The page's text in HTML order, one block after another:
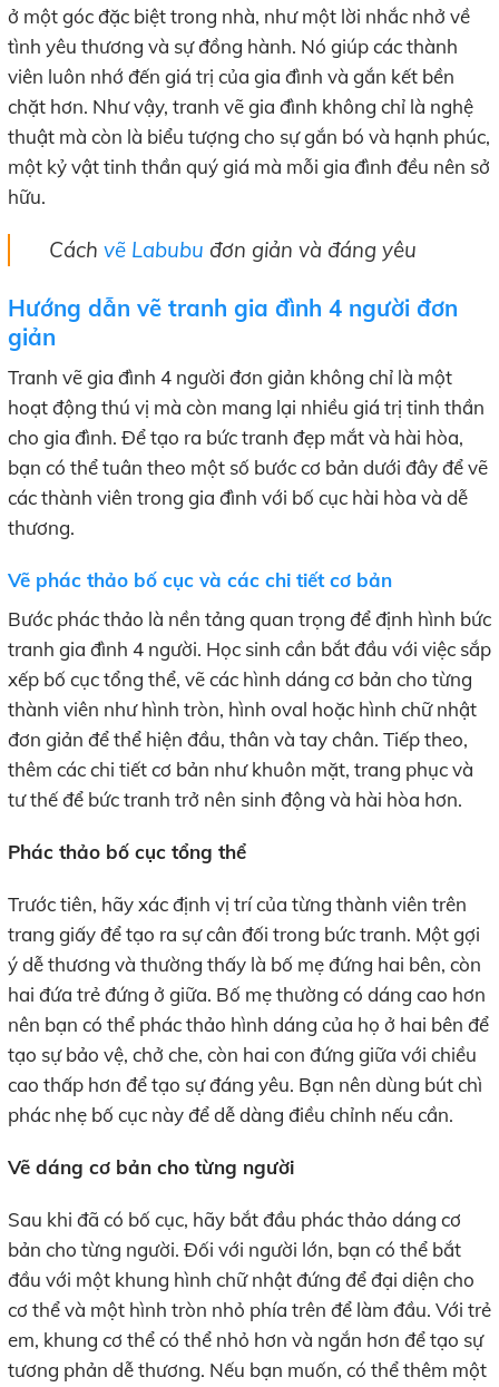
ở một góc đặc biệt trong nhà, như một lời nhắc nhở về
tình yêu thương và sự đồng hành. Nó giúp các thành
viên luôn nhớ đến giá trị của gia đình và gắn kết bền
chặt hơn. Như vậy, tranh vẽ gia đình không chỉ là nghệ
thuật mà còn là biểu tượng cho sự gắn bó và hạnh phúc,
một kỷ vật tinh thần quý giá mà mỗi gia đình đều nên sở
hữu.
Cách vẽ Labubu đơn giản và đáng yêu
Hướng dẫn vẽ tranh gia đình 4 người đơn
giản
Tranh vẽ gia đình 4 người đơn giản không chỉ là một
hoạt động thú vị mà còn mang lại nhiều giá trị tinh thần
cho gia đình. Để tạo ra bức tranh đẹp mắt và hài hòa,
bạn có thể tuân theo một số bước cơ bản dưới đây để vẽ
các thành viên trong gia đình với bố cục hài hòa và dễ
thương.
Vẽ phác thảo bố cục và các chi tiết cơ bản
Bước phác thảo là nền tảng quan trọng để định hình bức
tranh gia đình 4 người. Học sinh cần bắt đầu với việc sắp
xếp bố cục tổng thể, vẽ các hình dáng cơ bản cho từng
thành viên như hình tròn, hình oval hoặc hình chữ nhật
đơn giản để thể hiện đầu, thân và tay chân. Tiếp theo,
thêm các chi tiết cơ bản như khuôn mặt, trang phục và
tư thế để bức tranh trở nên sinh động và hài hòa hơn.
Phác thảo bố cục tổng thể
Trước tiên, hãy xác định vị trí của từng thành viên trên
trang giấy để tạo ra sự cân đối trong bức tranh. Một gợi
ý dễ thương và thường thấy là bố mẹ đứng hai bên, còn
hai đứa trẻ đứng ở giữa. Bố mẹ thường có dáng cao hơn
nên bạn có thể phác thảo hình dáng của họ ở hai bên để
tạo sự bảo vệ, chở che, còn hai con đứng giữa với chiều
cao thấp hơn để tạo sự đáng yêu. Bạn nên dùng bút chì
phác nhẹ bố cục này để dễ dàng điều chỉnh nếu cần.
Vẽ dáng cơ bản cho từng người
Sau khi đã có bố cục, hãy bắt đầu phác thảo dáng cơ
bản cho từng người. Đối với người lớn, bạn có thể bắt
đầu với một khung hình chữ nhật đứng để đại diện cho
cơ thể và một hình tròn nhỏ phía trên để làm đầu. Với trẻ
em, khung cơ thể có thể nhỏ hơn và ngắn hơn để tạo sự
tương phản dễ thương. Nếu bạn muốn, có thể thêm một